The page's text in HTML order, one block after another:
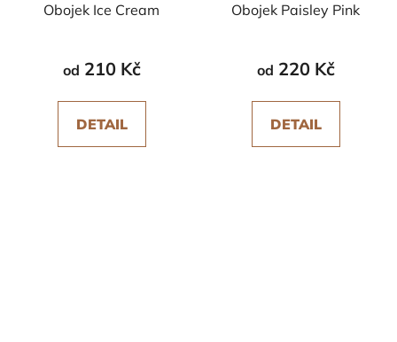
Obojek Ice Cream
od 210 Kč
DETAIL
Obojek Paisley Pink
od 220 Kč
DETAIL